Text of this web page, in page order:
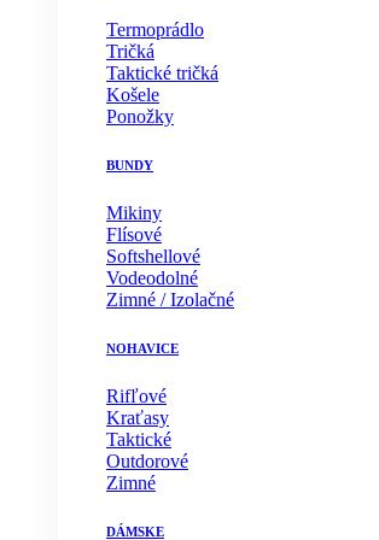
Termoprádlo
Tričká
Taktické tričká
Košele
Ponožky
BUNDY
Mikiny
Flísové
Softshellové
Vodeodolné
Zimné / Izolačné
NOHAVICE
Rifľové
Kraťasy
Taktické
Outdorové
Zimné
DÁMSKE